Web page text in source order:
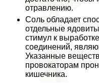
отравлению.
Соль обладает
отдельные
стимул к
соединений,
Указанные
провокаторам
кишечника.